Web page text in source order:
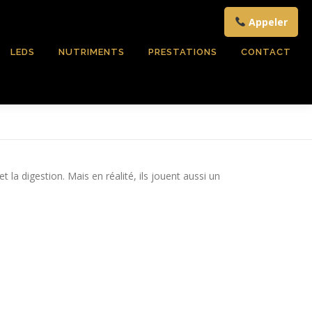
Appeler
LEDS NUTRIMENTS PRESTATIONS CONTACT
la digestion. Mais en réalité, ils jouent aussi un